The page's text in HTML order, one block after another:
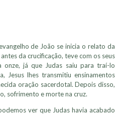
de João se inicia o relato da
da crucificação, teve com os seus
onze, já que Judas saiu para traí-lo
Jesus lhes transmitiu ensinamentos
oração sacerdotal. Depois disso,
sofrimento e morte na cruz.
ver que Judas havia acabado